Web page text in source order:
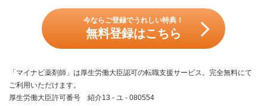
今ならご登録でうれしい特典！
無料登録はこちら
「マイナビ薬剤師」は厚生労働大臣認可の転職支援サービス。完全無料にて
ご利用いただけます。
厚生労働大臣許可番号 紹介13 - ユ - 080554